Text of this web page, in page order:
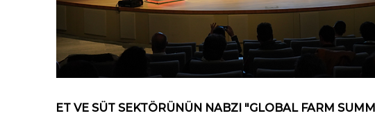
ET VE SÜT SEKTÖRÜNÜN NABZI "GLOBAL FARM